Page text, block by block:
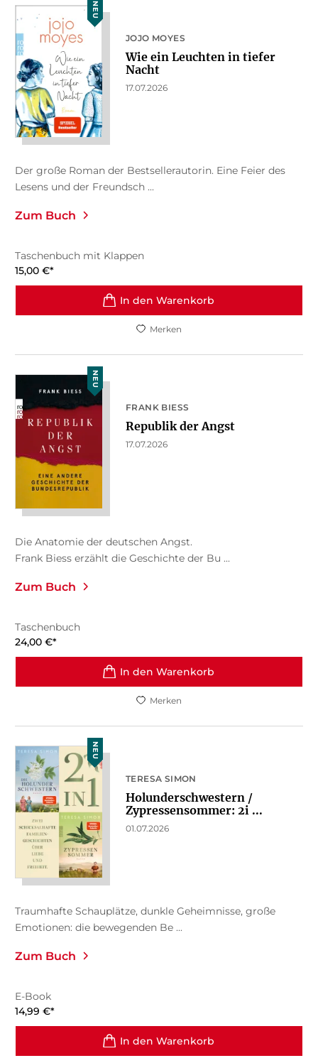
NEU
JOJO MOYES
Wie ein Leuchten in tiefer
Nacht
17.07.2026
Der große Roman der Bestsellerautorin. Eine Feier des
Lesens und der Freundsch ...
Zum Buch
Taschenbuch mit Klappen
15,00 €*
In den Warenkorb
Merken
NEU
FRANK BIESS
Republik der Angst
17.07.2026
Die Anatomie der deutschen Angst.
Frank Biess erzählt die Geschichte der Bu ...
Zum Buch
Taschenbuch
24,00 €*
In den Warenkorb
Merken
NEU
TERESA SIMON
Holunderschwestern /
Zypressensommer: 2i ...
01.07.2026
Traumhafte Schauplätze, dunkle Geheimnisse, große
Emotionen: die bewegenden Be ...
Zum Buch
E-Book
14,99 €*
In den Warenkorb